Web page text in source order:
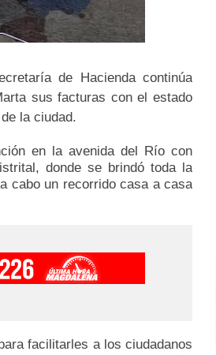
de Hacienda continúa
sus facturas con el estado
la ciudad.
en la avenida del Río con
donde se brindó toda la
cabo un recorrido casa a casa
facilitarles a los ciudadanos